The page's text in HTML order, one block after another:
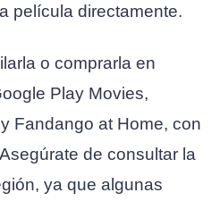
película directamente.
o comprarla en
Play Movies,
Fandango at Home, con
de consultar la
ya que algunas